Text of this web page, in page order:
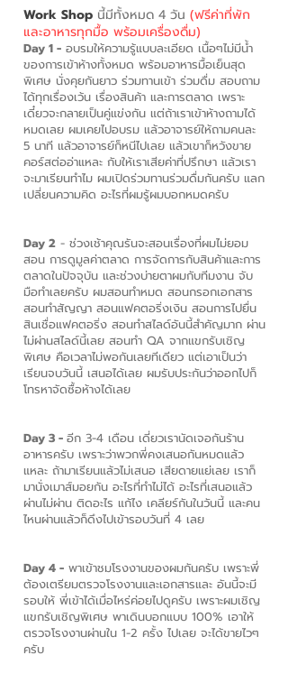
Work Shop นี้มีทั้งหมด 4 วัน (ฟรีค่าที่พัก
และอาหารทุกมื้อ พร้อมเครื่องดื่ม)
Day 1 - อบรมให้ความรู้แบบละเอียด เนื้อๆไม่มีน้ำ
ของการเข้าห้างทั้งหมด พร้อมอาหารมื้อเย็นสุด
พิเศษ นั่งคุยกันยาว ร่วมทานเข้า ร่วมดื่ม สอบถาม
ได้ทุกเรื่องเว้น เรื่องสินค้า และการตลาด เพราะ
เดี๋ยวจะกลายเป็นคู่แข่งกัน แต่ถ้าเราเข้าห้างถามได้
หมดเลย ผมเคยไปอบรม แล้วอาจารย์ให้ถามคนละ
5 นาที แล้วอาจารย์ก็หนีไปเลย แล้วเขาก็หวังขาย
คอร์สต่ออ่าแหละ กับให้เราเสียค่าที่ปรึกษา แล้วเรา
จะมาเรียนทำไม ผมเปิดร่วมทานร่วมดื่มกันครับ แลก
เปลี่ยนความคิด อะไรที่ผมรู้ผมบอกหมดครับ
Day 2 - ช่วงเช้าคุณรันจะสอนเรื่องที่ผมไม่ยอม
สอน การดูมูลค่าตลาด การจัดการกับสินค้าและการ
ตลาดในปัจจุบัน และช่วงบ่ายตาผมกับทีมงาน จับ
มือทำเลยครับ ผมสอนทำหมด สอนกรอกเอกสาร
สอนทำสัญญา สอนแฟคตอริ่งเงิน สอนการไปยื่น
สินเชื่อแฟคตอริ่ง สอนทำสไลด์อันนี้สำคัญมาก ผ่าน
ไม่ผ่านสไลด์นี้เลย สอนทำ QA จากแขกรับเชิญ
พิเศษ คือเวลาไม่พอกันเลยทีเดียว แต่เอาเป็นว่า
เรียนจบวันนี้ เสนอได้เลย ผมรับประกันว่าออกไปก็
โทรหาจัดซื้อห้างได้เลย
Day 3 - อีก 3-4 เดือน เดี่ยวเรานัดเจอกันร้าน
อาหารครับ เพราะว่าพวกพี่คงเสนอกันหมดแล้ว
แหละ ถ้ามาเรียนแล้วไม่เสนอ เสียดายแย่เลย เราก็
มานั่งเมาส์มอยกัน อะไรที่ทำไม่ได้ อะไรที่เสนอแล้ว
ผ่านไม่ผ่าน ติดอะไร แก้ไง เคลียร์กันในวันนี้ และคน
ไหนผ่านแล้วก็ดึงไปเข้ารอบวันที่ 4 เลย
Day 4 - พาเข้าชมโรงงานของผมกันครับ เพราะพี่
ต้องเตรียมตรวจโรงงานและเอกสารและ อันนี้จะมี
รอบให้ พี่เข้าได้เมื่อไหร่ค่อยไปดูครับ เพราะผมเชิญ
แขกรับเชิญพิเศษ พาเดินบอกแบบ 100% เอาให้
ตรวจโรงงานผ่านใน 1-2 ครั้ง ไปเลย จะได้ขายไวๆ
ครับ